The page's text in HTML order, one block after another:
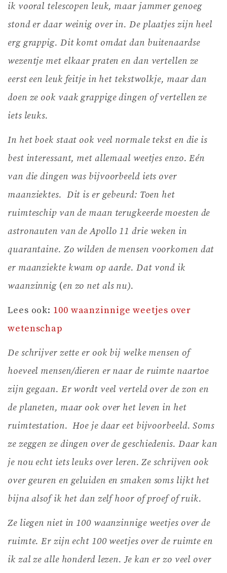
ik vooral telescopen leuk, maar jammer genoeg
stond er daar weinig over in. De plaatjes zijn heel
erg grappig. Dit komt omdat dan buitenaardse
wezentje met elkaar praten en dan vertellen ze
eerst een leuk feitje in het tekstwolkje, maar dan
doen ze ook vaak grappige dingen of vertellen ze
iets leuks.
In het boek staat ook veel normale tekst en die is
best interessant, met allemaal weetjes enzo. Eén
van die dingen was bijvoorbeeld iets over
maanziektes. Dit is er gebeurd: Toen het
ruimteschip van de maan terugkeerde moesten de
astronauten van de Apollo 11 drie weken in
quarantaine. Zo wilden de mensen voorkomen dat
er maanziekte kwam op aarde. Dat vond ik
waanzinnig (en zo net als nu).
Lees ook: 100 waanzinnige weetjes over
wetenschap
De schrijver zette er ook bij welke mensen of
hoeveel mensen/dieren er naar de ruimte naartoe
zijn gegaan. Er wordt veel verteld over de zon en
de planeten, maar ook over het leven in het
ruimtestation. Hoe je daar eet bijvoorbeeld. Soms
ze zeggen ze dingen over de geschiedenis. Daar kan
je nou echt iets leuks over leren. Ze schrijven ook
over geuren en geluiden en smaken soms lijkt het
bijna alsof ik het dan zelf hoor of proef of ruik.
Ze liegen niet in 100 waanzinnige weetjes over de
ruimte. Er zijn echt 100 weetjes over de ruimte en
ik zal ze alle honderd lezen. Je kan er zo veel over